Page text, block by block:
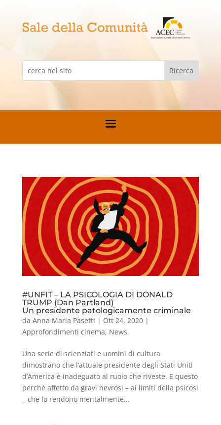
#UNFIT – LA PSICOLOGIA DI DONALD
TRUMP (Dan Partland)
Un presidente patologicamente criminale
da Anna Maria Pasetti | Ott 24, 2020|
Approfondimenti cinema, News,
Una serie di scienziati e uomini di cultura
dimostrano che l’attuale presidente degli Stati Uniti
d’America è inadeguato al ruolo che riveste. E questo
perché affetto da gravi nevrosi – ai limiti della psicosi
– che lo rendono mentalmente...